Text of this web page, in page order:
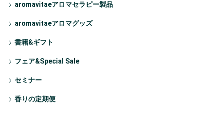
aromavitaeアロマセラピー製品
aromavitaeアロマグッズ
書籍&ギフト
フェア&Special Sale
セミナー
香りの定期便